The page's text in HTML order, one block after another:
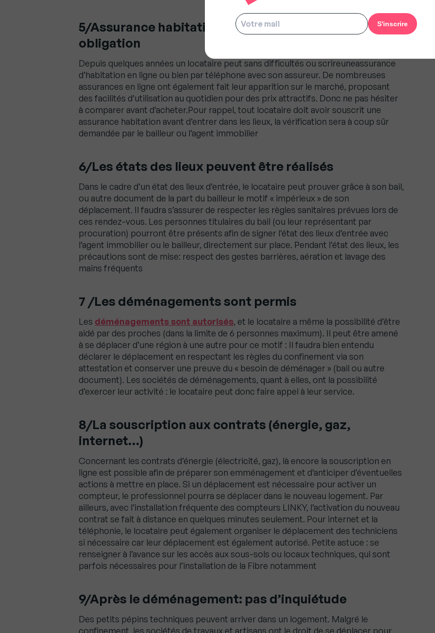
5/Assurance habitation: ne pas oublier cette
obligation
Depuis quelques années un locataire peut sans difficultés ou scrireuneassurance
d’habitation en ligne ou bien par téléphone avec son assureur. De nombreuses
assurances en ligne ont également fait leur apparition sur le marché, proposant
des facilités d’utilisation au quotidien pour des prix attractifs. Donc ne pas hésiter
à comparer avant d’acheter.Pour rappel, tout locataire doit avoir souscrit une
assurance habitation avant d’entrer dans les lieux, la vérification sera à coup sûr
demandée par le bailleur ou l’agent immobilier
6/Les états des lieux peuvent être réalisés
Dans le cadre d’un état des lieux d’entrée, le locataire peut prouver grâce à son bail,
ou autre document de la part du bailleur le motif « impérieux » de son
déplacement. Il faudra s’assurer de respecter les règles sanitaires prévues lors de
ces rendez-vous. Les personnes titulaires du bail (ou leur représentant par
procuration) pourront être présents afin de signer l’état des lieux d’entrée avec
l’agent immobilier ou le bailleur, directement sur place. Pendant l’état des lieux, les
précautions sont de mise: respect des gestes barrières, aération et lavage des
mains fréquents
7 /Les déménagements sont permis
Les déménagements sont autorisés, et le locataire a même la possibilité d’être
aidé par des proches (dans la limite de 6 personnes maximum). Il peut être amené
à se déplacer d’une région à une autre pour ce motif : Il faudra bien entendu
déclarer le déplacement en respectant les règles du confinement via son
attestation et conserver une preuve du « besoin de déménager » (bail ou autre
document). Les sociétés de déménagements, quant à elles, ont la possibilité
d’exercer leur activité : le locataire peut donc faire appel à leur service.
8/La souscription aux contrats (énergie, gaz,
internet…)
Concernant les contrats d’énergie (électricité, gaz), là encore la souscription en
ligne est possible afin de préparer son emménagement et d’anticiper d’éventuelles
actions à mettre en place. Si un déplacement est nécessaire pour activer un
compteur, le professionnel pourra se déplacer dans le nouveau logement. Par
ailleurs, avec l’installation fréquente des compteurs LINKY, l’activation du nouveau
contrat se fait à distance en quelques minutes seulement. Pour internet et la
téléphonie, le locataire peut également organiser le déplacement des techniciens
si nécessaire car leur déplacement est également autorisé. Petite astuce : se
renseigner à l’avance sur les accès aux sous-sols ou locaux techniques, qui sont
parfois nécessaires pour l’installation de la Fibre notamment
9/Après le déménagement: pas d’inquiétude
Des petits pépins techniques peuvent arriver dans un logement. Malgré le
confinement, les sociétés de travaux et artisans ont le droit de se déplacer pour